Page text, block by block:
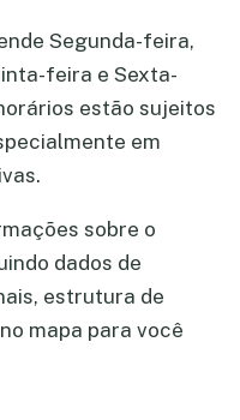
Segunda-feira,
feira e Sexta-
estão sujeitos
em
sobre o
dados de
estrutura de
mapa para você